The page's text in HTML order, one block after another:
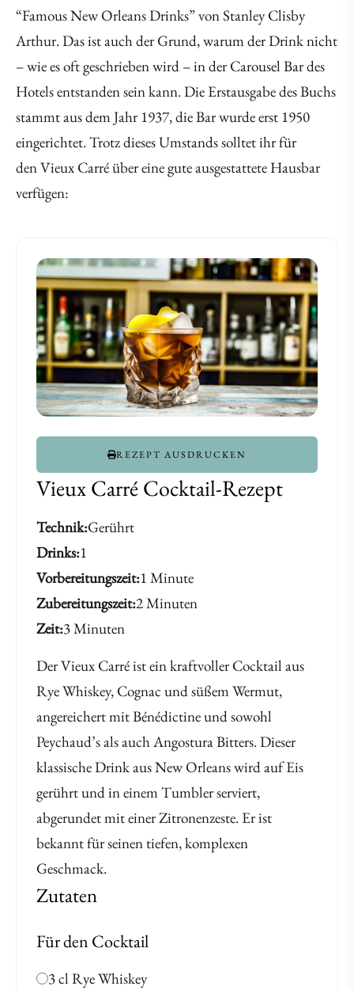
“Famous New Orleans Drinks” von Stanley Clisby
Arthur. Das ist auch der Grund, warum der Drink nicht
– wie es oft geschrieben wird – in der Carousel Bar des
Hotels entstanden sein kann. Die Erstausgabe des Buchs
stammt aus dem Jahr 1937, die Bar wurde erst 1950
eingerichtet. Trotz dieses Umstands solltet ihr für
den Vieux Carré über eine gute ausgestattete Hausbar
verfügen:
Vieux Carré Cocktail-Rezept
Technik Gerührt
Drinks 1
Vorbereitungszeit 1 Minute
Zubereitungszeit 2 Minuten
Zeit 3 Minuten
Der Vieux Carré ist ein kraftvoller Cocktail aus
Rye Whiskey, Cognac und süßem Wermut,
angereichert mit Bénédictine und sowohl
Peychaud’s als auch Angostura Bitters. Dieser
klassische Drink aus New Orleans wird auf Eis
gerührt und in einem Tumbler serviert,
abgerundet mit einer Zitronenzeste. Er ist
bekannt für seinen tiefen, komplexen
Geschmack.
REZEPT AUSDRUCKEN
Zutaten
Für den Cocktail
3 cl Rye Whiskey